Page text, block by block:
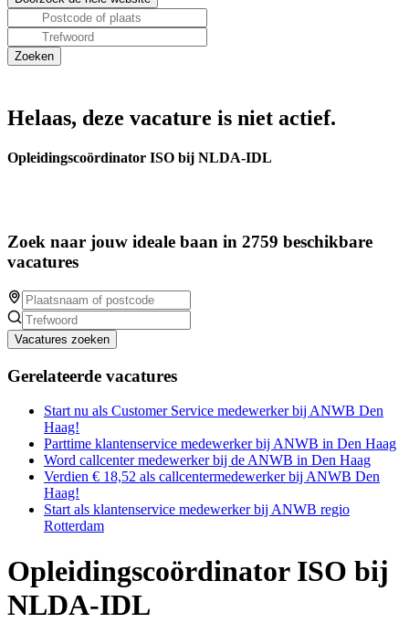
Helaas, deze vacature is niet actief.
Opleidingscoördinator ISO bij NLDA-IDL
Zoek naar jouw ideale baan in 2759 beschikbare
vacatures
Vacatures zoeken
Gerelateerde vacatures
Start nu als Customer Service medewerker bij ANWB Den
Haag!
Parttime klantenservice medewerker bij ANWB in Den Haag
Word callcenter medewerker bij de ANWB in Den Haag
Verdien € 18,52 als callcentermedewerker bij ANWB Den
Haag!
Start als klantenservice medewerker bij ANWB regio
Rotterdam
Opleidingscoördinator ISO bij
NLDA-IDL